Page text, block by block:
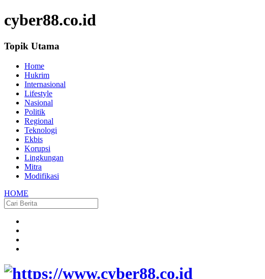
cyber88.co.id
Topik Utama
Home
Hukrim
Internasional
Lifestyle
Nasional
Politik
Regional
Teknologi
Ekbis
Korupsi
Lingkungan
Mitra
Modifikasi
HOME